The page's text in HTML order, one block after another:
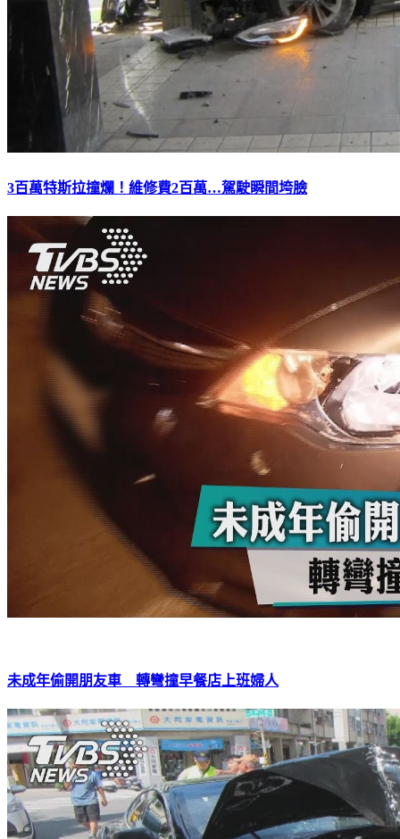
3百萬特斯拉撞爛！維修費2百萬…駕駛瞬間垮臉
未成年偷開朋友車 轉彎撞早餐店上班婦人